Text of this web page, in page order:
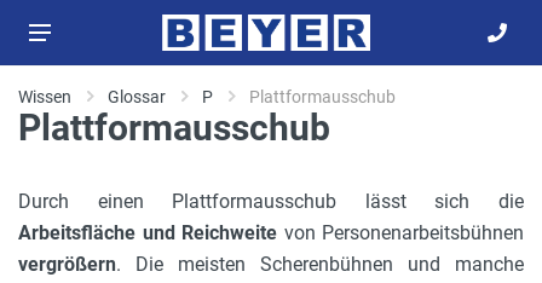
Wissen Glossar P Plattformausschub
Plattformausschub
Durch einen Plattformausschub lässt sich die
Arbeitsfläche und Reichweite von Personenarbeitsbühnen
vergrößern. Die meisten Scherenbühnen und manche